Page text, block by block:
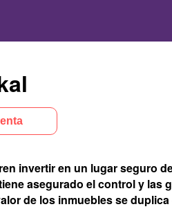
invertir en un lugar seguro
asegurado el control y
de los inmuebles se